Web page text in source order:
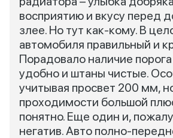
восприятию и вкусу перед
злее. Но тут как-кому. В
автомобиля правильный и
Порадовало наличие
удобно и штаны чистые.
учитывая просвет 200 мм,
проходимости большой
понятно. Еще один и,
негатив. Авто полно-